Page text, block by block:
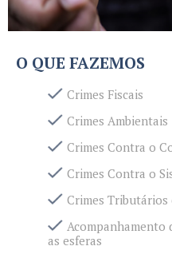
O QUE FAZEMOS
Crimes Fiscais
Crimes Ambientais
Crimes Contra o
Crimes Contra o
Crimes Tributários
Acompanhamento
as esferas